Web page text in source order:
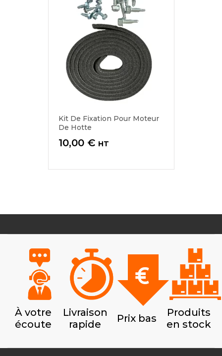
Kit De Fixation Pour Moteur
De Hotte
Prix
10,00 € HT
À votre
écoute
Livraison
rapide
Prix bas
Produits
en stock